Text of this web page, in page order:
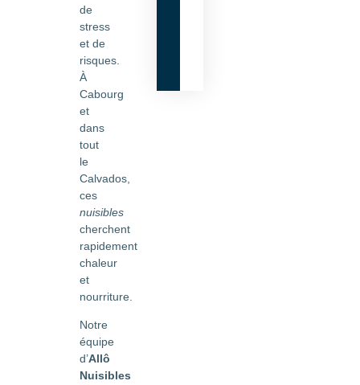
de
stress
et de
risques.
À
Cabourg
et
dans
tout
le
Calvados,
ces
nuisibles
cherchent
rapidement
chaleur
et
nourriture.
Notre
équipe
d’Allô
Nuisibles